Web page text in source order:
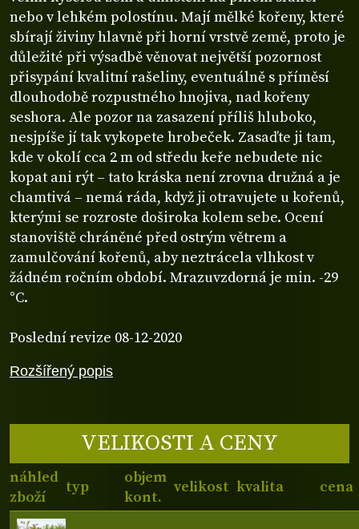
Rozšířený popis
nebo v lehkém polostínu. Mají mělké kořeny, které
sbírají živiny hlavně při horní vrstvě země, proto je
důležité při výsadbě věnovat největší pozornost
přisypání kvalitní rašeliny, eventuálně s příměsí
dlouhodobě rozpustného hnojiva, nad kořeny
seshora. Ale pozor na zasazení příliš hluboko,
nesjpíše jí tak vykopete hrobeček. Zasaďte ji tam,
kde v okolí cca 2 m od středu keře nebudete nic
kopat ani rýt – tato kráska není zrovna družná a je
chamtivá – nemá ráda, když ji otravujete u kořenů,
kterými se rozroste doširoka kolem sebe. Ocení
stanoviště chráněné před ostrým větrem a
zamulčování kořenů, aby neztrácela vlhkost v
žádném ročním období. Mrazuvzdorná je min. -29
°C.
Poslední revize 08-12-2020
VELIKOSTI A CENY
náhled
zboží
typ
objem
kont.
velikost kvalita cena